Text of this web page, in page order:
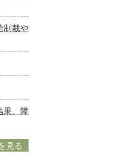
制裁や
果、障
見る